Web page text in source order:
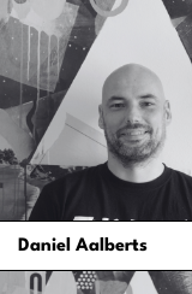
Daniel Aalberts
Produktion,